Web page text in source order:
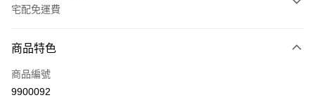
宅配免運費
信用卡一次付款
LINE Pay
商品特色
商品編號
9900092